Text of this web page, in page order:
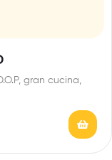
gran cucina,